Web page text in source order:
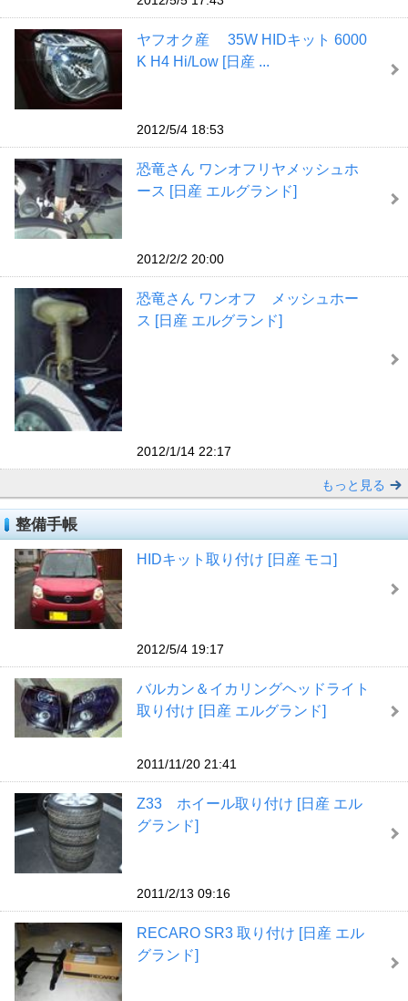
ヤフオク産 35W HIDキット 6000
K H4 Hi/Low [日産 ...
2012/5/4 18:53
恐竜さん ワンオフリヤメッシュホ
ース [日産 エルグランド]
2012/2/2 20:00
恐竜さん ワンオフ メッシュホー
ス [日産 エルグランド]
2012/1/14 22:17
もっと見る
整備手帳
HIDキット取り付け [日産 モコ]
2012/5/4 19:17
バルカン＆イカリングヘッドライト
取り付け [日産 エルグランド]
2011/11/20 21:41
Z33 ホイール取り付け [日産 エル
グランド]
2011/2/13 09:16
RECARO SR3 取り付け [日産 エル
グランド]